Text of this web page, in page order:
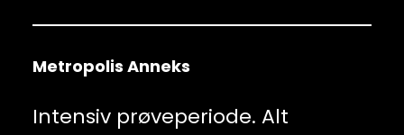
Metropolis Anneks
Intensiv prøveperiode. Alt